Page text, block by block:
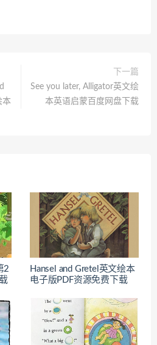
本
下一篇
See you later, Alligator英文绘
本英语启蒙百度网盘下载
2
Hansel and Gretel英文绘本
电子版PDF资源免费下载